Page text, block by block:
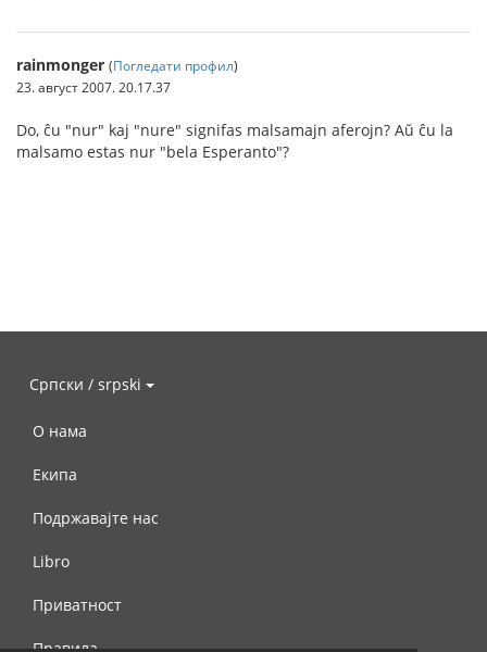
rainmonger (Погледати профил)
23. август 2007. 20.17.37
Do, ĉu "nur" kaj "nure" signifas malsamajn aferojn? Aŭ ĉu la
malsamo estas nur "bela Esperanto"?
Српски / srpski
О нама
Екипа
Подржавајте нас
Libro
Приватност